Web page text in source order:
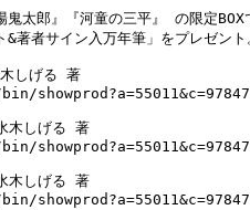
鬼太郎』『河童の三平』 の限定BOX
著者サイン入万年筆」をプレゼント
木しげる 著
木しげる 著
木しげる 著